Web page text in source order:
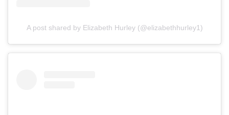
A post shared by Elizabeth Hurley (@elizabethhurley1)